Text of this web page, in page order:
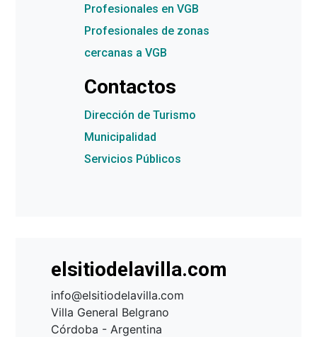
Profesionales en VGB
Profesionales de zonas
cercanas a VGB
Contactos
Dirección de Turismo
Municipalidad
Servicios Públicos
elsitiodelavilla.com
info@elsitiodelavilla.com
Villa General Belgrano
Córdoba - Argentina